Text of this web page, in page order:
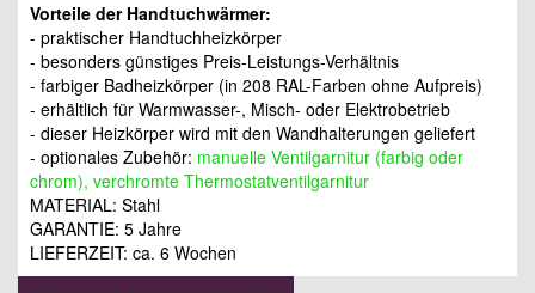
Vorteile der Handtuchwärmer:
- praktischer Handtuchheizkörper
- besonders günstiges Preis-Leistungs-Verhältnis
- farbiger Badheizkörper (in 208 RAL-Farben ohne Aufpreis)
- erhältlich für Warmwasser-, Misch- oder Elektrobetrieb
- dieser Heizkörper wird mit den Wandhalterungen geliefert
- optionales Zubehör: manuelle Ventilgarnitur (farbig oder
chrom), verchromte Thermostatventilgarnitur
MATERIAL: Stahl
GARANTIE: 5 Jahre
LIEFERZEIT: ca. 6 Wochen